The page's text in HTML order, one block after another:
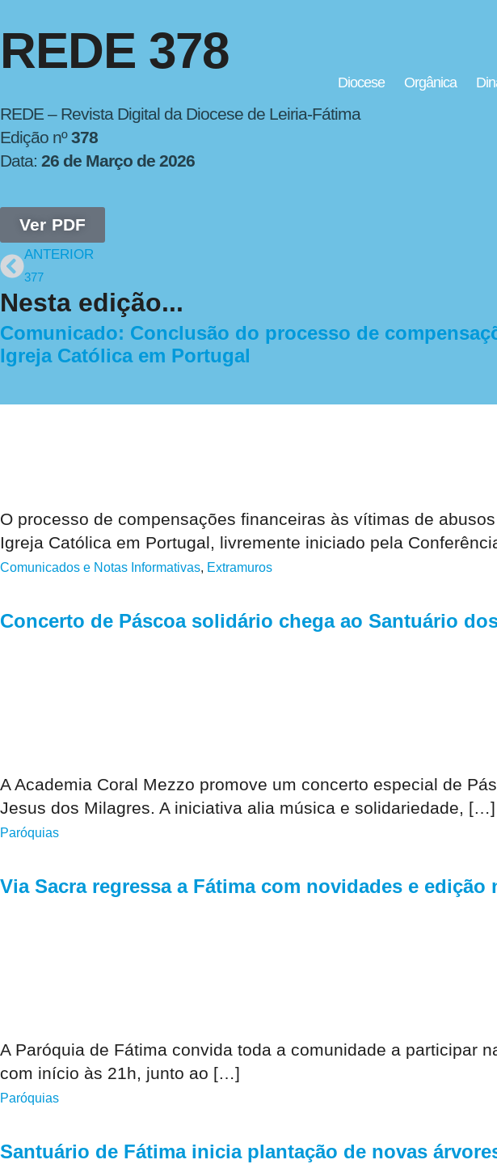
Diocese Orgânica
REDE 378
REDE – Revista Digital da Diocese de Leiria-Fátima
Edição nº378
Data: 26 de Março de 2026
Ver PDF
ANTERIOR
377
Nesta edição...
Comunicado: Conclusão do processo de
Igreja Católica em Portugal
O processo de compensações financeiras às vítimas de
Igreja Católica em Portugal, livremente iniciado pela
Comunicados e Notas Informativas, Extramuros
Concerto de Páscoa solidário chega ao Santuário
A Academia Coral Mezzo promove um concerto especial de
Jesus dos Milagres. A iniciativa alia música e solidariedade, […]
Paróquias
Via Sacra regressa a Fátima com novidades e edição
A Paróquia de Fátima convida toda a comunidade a participar
com início às 21h, junto ao […]
Paróquias
Santuário de Fátima inicia plantação de novas